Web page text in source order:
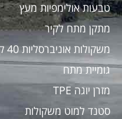
טבעות אולימפיות מעץ
מתקן מתח לקיר
משקולות אוניברסליות 40 ק"ג
גומיית מתח
מזרן יוגה TPE
סטנד למוט משקולות